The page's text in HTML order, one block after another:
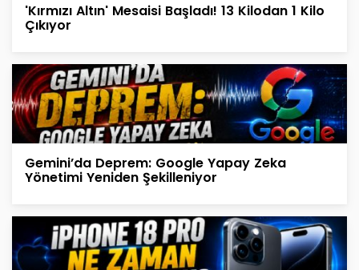
'Kırmızı Altın' Mesaisi Başladı! 13 Kilodan 1 Kilo
Çıkıyor
Gemini’da Deprem: Google Yapay Zeka
Yönetimi Yeniden Şekilleniyor